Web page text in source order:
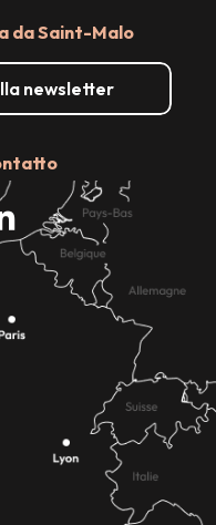
da Saint-Malo
newsletter